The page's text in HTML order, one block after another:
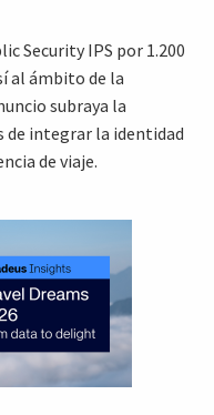
Security IPS por 1.200
al ámbito de la
subraya la
de integrar la identidad
de viaje.